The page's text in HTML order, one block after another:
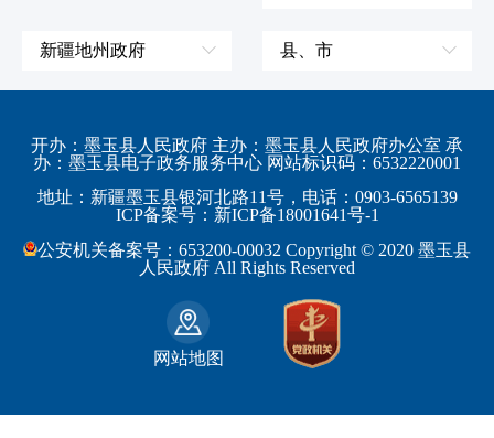
国防部
教育部
工业和信息化部
监察部
民政部
江苏省
浙江省
安徽省
福建省
新疆地州政府
伊犁哈萨克自治州
阿勒泰地区
博尔塔拉蒙古自治州
吐鲁番地区
巴音郭楞蒙古自治州
哈密地区
县、市
皮山县
策勒县
民丰县
和田市
开办：墨玉县人民政府 主办：墨玉县人民政府办公室 承
办：墨玉县电子政务服务中心 网站标识码：6532220001
地址：新疆墨玉县银河北路11号，电话：0903-6565139
ICP备案号：新ICP备18001641号-1
公安机关备案号：653200-00032 Copyright © 2020 墨玉县
人民政府 All Rights Reserved
网站地图